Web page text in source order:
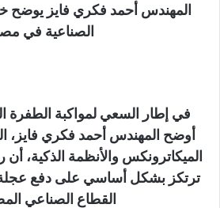
س
د
ا
إ
ل
ك
المهندس أحمد فكري فايز يوضح
الصناعية في
​في إطار السعي لمواكبة الطفرة
أوضح المهندس أحمد فكري
الميكاترونكس والأنظمة الذكية، أن
ترتكز بشكل أساسي على دفع
القطاع الصناعي